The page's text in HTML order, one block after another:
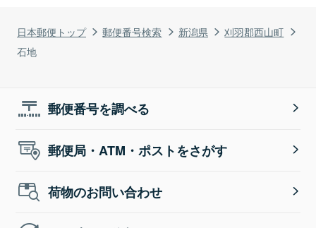
日本郵便トップ 郵便番号検索 新潟県
刈羽郡西山町
石地
郵便番号を調べる
郵便局・ATM・ポストをさがす
荷物のお問い合わせ